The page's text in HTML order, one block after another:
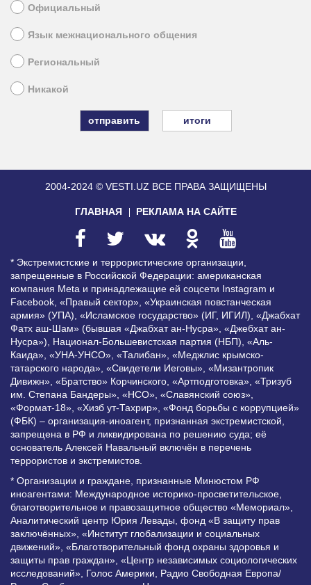
Официальный
Язык межнационального общения
Региональный
Никакой
итоги
2004-2024 © VESTI.UZ ВСЕ ПРАВА ЗАЩИЩЕНЫ
ГЛАВНАЯ РЕКЛАМА НА САЙТЕ
* Экстремистские и террористические организации,
запрещенные в Российской Федерации: американская
компания Meta и принадлежащие ей соцсети Instagram и
Facebook, «Правый сектор», «Украинская повстанческая
армия» (УПА), «Исламское государство» (ИГ, ИГИЛ), «Джабхат
Фатх аш-Шам» (бывшая «Джабхат ан-Нусра», «Джебхат ан-
Нусра»), Национал-Большевистская партия (НБП), «Аль-
Каида», «УНА-УНСО», «Талибан», «Меджлис крымско-
татарского народа», «Свидетели Иеговы», «Мизантропик
Дивижн», «Братство» Корчинского, «Артподготовка», «Тризуб
им. Степана Бандеры», «НСО», «Славянский союз»,
«Формат-18», «Хизб ут-Тахрир», «Фонд борьбы с коррупцией»
(ФБК) – организация-иноагент, признанная экстремистской,
запрещена в РФ и ликвидирована по решению суда; её
основатель Алексей Навальный включён в перечень
террористов и экстремистов.
* Организации и граждане, признанные Минюстом РФ
иноагентами: Международное историко-просветительское,
благотворительное и правозащитное общество «Мемориал»,
Аналитический центр Юрия Левады, фонд «В защиту прав
заключённых», «Институт глобализации и социальных
движений», «Благотворительный фонд охраны здоровья и
защиты прав граждан», «Центр независимых социологических
исследований», Голос Америки, Радио Свободная Европа/